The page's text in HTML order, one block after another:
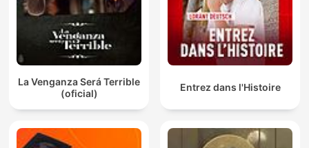
La Venganza Será Terrible
(oficial)
Entrez dans l'Histoire